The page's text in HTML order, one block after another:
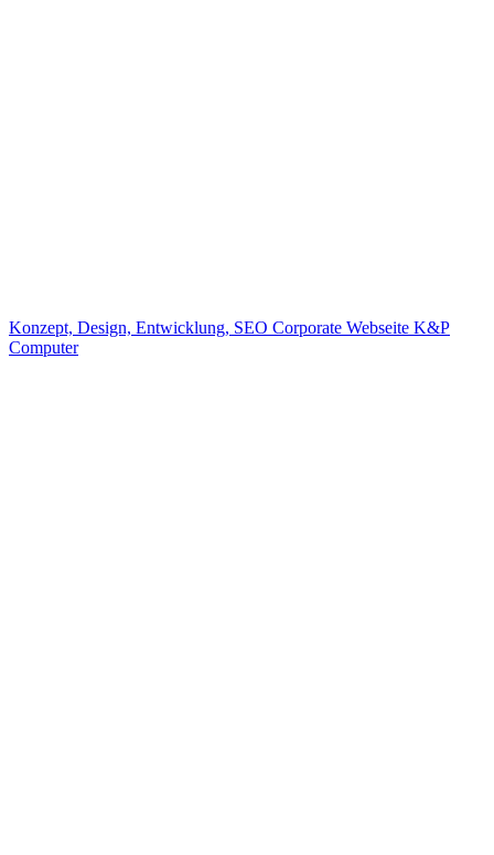
Konzept, Design, Entwicklung, SEO Corporate Webseite K&P
Computer